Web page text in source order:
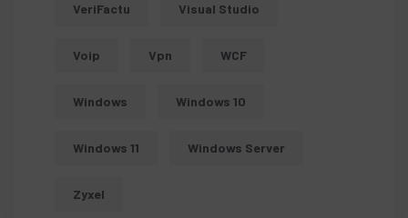
VeriFactu Visual Studio
Voip Vpn WCF
Windows Windows 10
Windows 11 Windows Server
Zyxel